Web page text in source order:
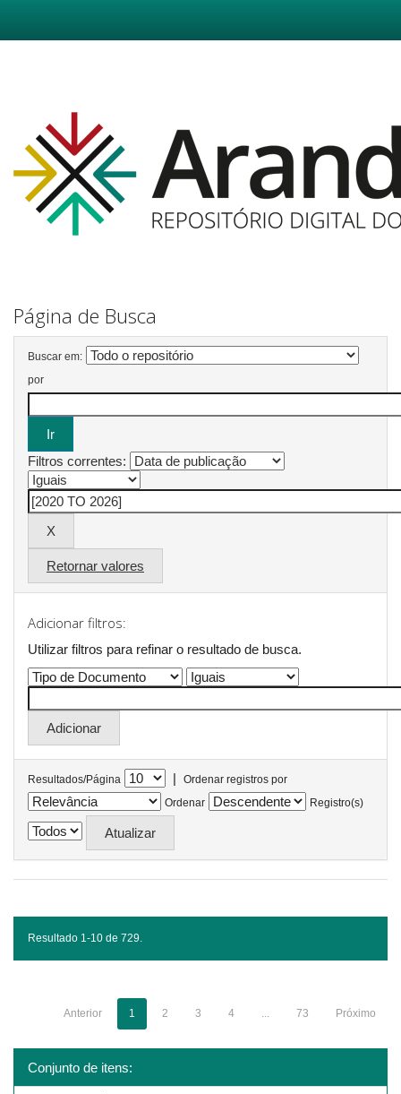
Página de Busca
Buscar em:
por
Filtros correntes:
Retornar valores
Adicionar filtros:
Utilizar filtros para refinar o resultado de busca.
Resultados/Página |
Ordenar registros por
Ordenar
Registro(s)
Resultado 1-10 de 729.
Anterior 1 2 3 4 ... 73 Próximo
Conjunto de itens: